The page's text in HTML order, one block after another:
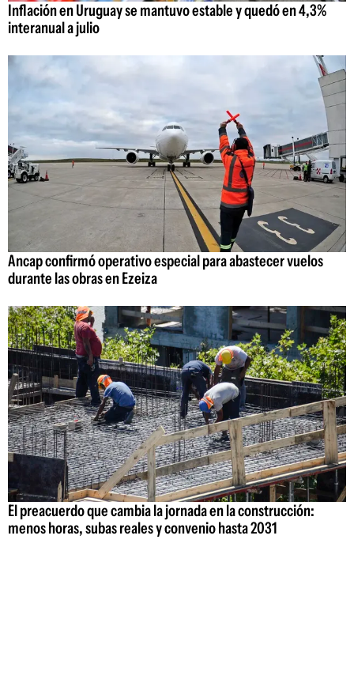
Inflación en Uruguay se mantuvo estable y quedó en 4,3%
interanual a julio
Ancap confirmó operativo especial para abastecer vuelos
durante las obras en Ezeiza
El preacuerdo que cambia la jornada en la construcción:
menos horas, subas reales y convenio hasta 2031